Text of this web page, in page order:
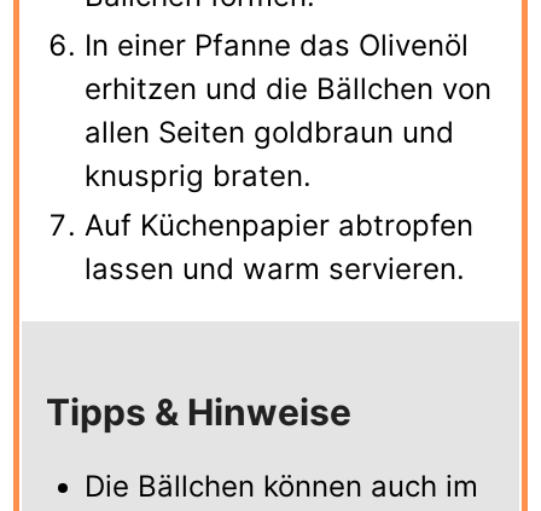
In einer Pfanne das Olivenöl
erhitzen und die Bällchen von
allen Seiten goldbraun und
knusprig braten.
Auf Küchenpapier abtropfen
lassen und warm servieren.
Tipps & Hinweise
Die Bällchen können auch im